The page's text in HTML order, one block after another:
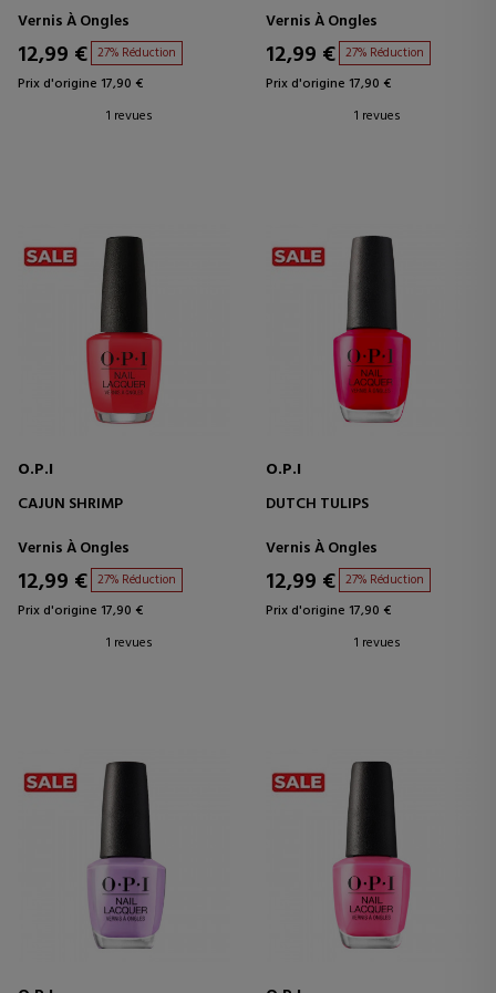
Vernis À Ongles
12,99 € 27% Réduction
Prix d'origine 17,90 €
1 revues
Vernis À Ongles
12,99 € 27% Réduction
Prix d'origine 17,90 €
1 revues
O.P.I
CAJUN SHRIMP
Vernis À Ongles
12,99 € 27% Réduction
Prix d'origine 17,90 €
1 revues
O.P.I
DUTCH TULIPS
Vernis À Ongles
12,99 € 27% Réduction
Prix d'origine 17,90 €
1 revues